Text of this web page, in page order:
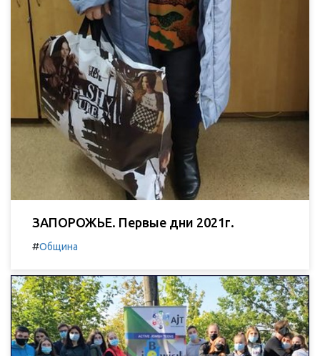
ЗАПОРОЖЬЕ. Первые дни 2021г.
#Община